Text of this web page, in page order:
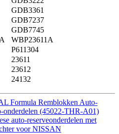
GDB3361
GDB7237
GDB7745
WBP23611A
P611304
23611
23612
24132
Formula Remblokken Auto-
(45022-THR-A01)
auto-reserveonderdelen met
voor NISSAN